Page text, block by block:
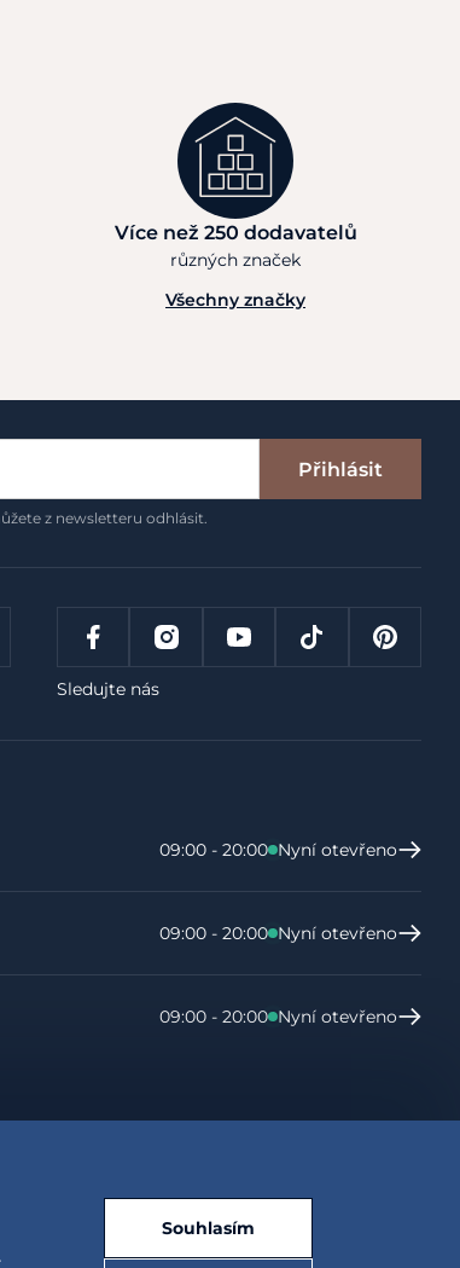
Více než 250 dodavatelů
různých značek
Všechny značky
Přihlásit
z newsletteru odhlásit.
Sledujte nás
09:00 - 20:00 Nyní otevřeno
09:00 - 20:00 Nyní otevřeno
09:00 - 20:00 Nyní otevřeno
Souhlasím